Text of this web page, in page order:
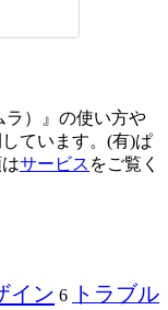
ラ）』の使い方や
ています。(有)ぱ
サービス をご覧く
イン 6 トラブル